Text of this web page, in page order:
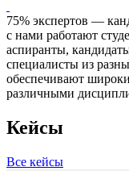
75% экспертов —
с нами работают
аспиранты,
специалисты из
обеспечивают
различными
Кейсы
Все кейсы